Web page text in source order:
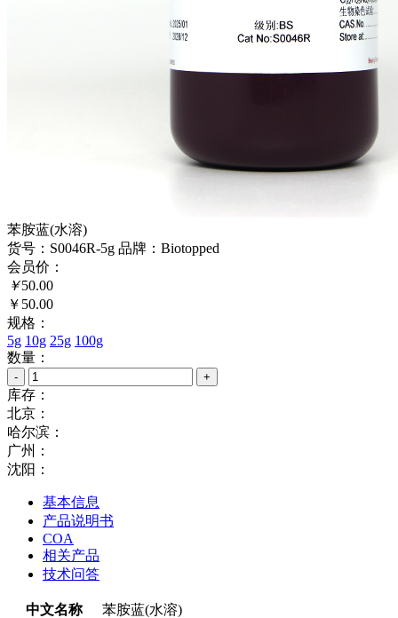
苯胺蓝(水溶)
货号：S0046R-5g 品牌：Biotopped
会员价：
￥50.00
￥50.00
规格：
5g 10g 25g 100g
数量：
- +
库存：
北京：
哈尔滨：
广州：
沈阳：
基本信息
产品说明书
COA
相关产品
技术问答
中文名称 苯胺蓝(水溶)